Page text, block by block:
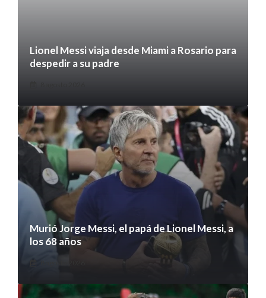
Lionel Messi viaja desde Miami a Rosario para
despedir a su padre
Murió Jorge Messi, el papá de Lionel Messi, a
los 68 años